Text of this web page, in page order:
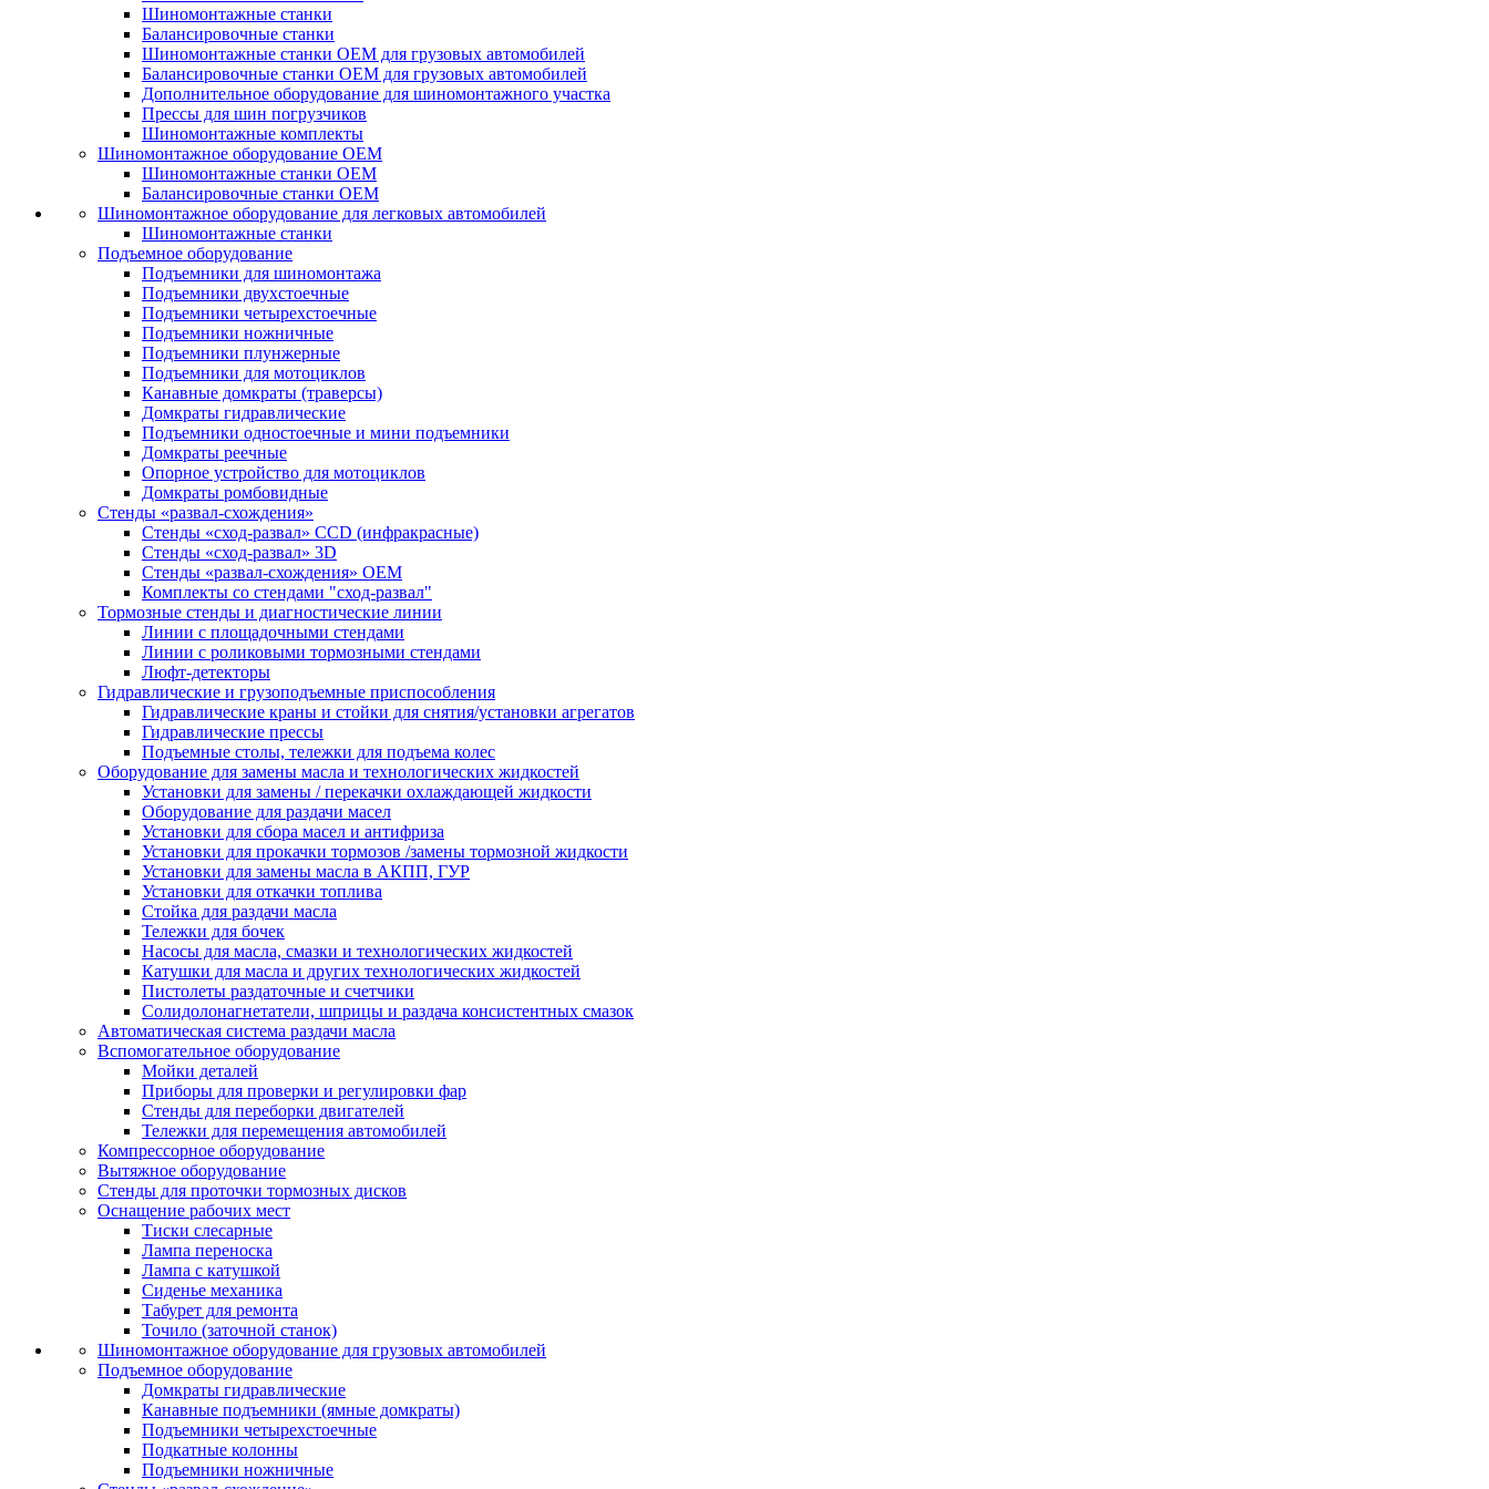
Шиномонтажные станки
Балансировочные станки
Шиномонтажные станки ОЕМ для грузовых автомобилей
Балансировочные станки ОЕМ для грузовых автомобилей
Дополнительное оборудование для шиномонтажного участка
Прессы для шин погрузчиков
Шиномонтажные комплекты
Шиномонтажное оборудование ОЕМ
Шиномонтажные станки ОЕМ
Балансировочные станки ОЕМ
Шиномонтажное оборудование для легковых автомобилей
Шиномонтажные станки
Подъемное оборудование
Подъемники для шиномонтажа
Подъемники двухстоечные
Подъемники четырехстоечные
Подъемники ножничные
Подъемники плунжерные
Подъемники для мотоциклов
Канавные домкраты (траверсы)
Домкраты гидравлические
Подъемники одностоечные и мини подъемники
Домкраты реечные
Опорное устройство для мотоциклов
Домкраты ромбовидные
Стенды «развал-схождения»
Стенды «сход-развал» CCD (инфракрасные)
Стенды «сход-развал» 3D
Стенды «развал-схождения» ОЕМ
Комплекты со стендами "сход-развал"
Тормозные стенды и диагностические линии
Линии с площадочными стендами
Линии с роликовыми тормозными стендами
Люфт-детекторы
Гидравлические и грузоподъемные приспособления
Гидравлические краны и стойки для снятия/установки агрегатов
Гидравлические прессы
Подъемные столы, тележки для подъема колес
Оборудование для замены масла и технологических жидкостей
Установки для замены / перекачки охлаждающей жидкости
Оборудование для раздачи масел
Установки для сбора масел и антифриза
Установки для прокачки тормозов /замены тормозной жидкости
Установки для замены масла в АКПП, ГУР
Установки для откачки топлива
Стойка для раздачи масла
Тележки для бочек
Насосы для масла, смазки и технологических жидкостей
Катушки для масла и других технологических жидкостей
Пистолеты раздаточные и счетчики
Солидолонагнетатели, шприцы и раздача консистентных смазок
Автоматическая система раздачи масла
Вспомогательное оборудование
Мойки деталей
Приборы для проверки и регулировки фар
Стенды для переборки двигателей
Тележки для перемещения автомобилей
Компрессорное оборудование
Вытяжное оборудование
Стенды для проточки тормозных дисков
Оснащение рабочих мест
Тиски слесарные
Лампа переноска
Лампа с катушкой
Сиденье механика
Табурет для ремонта
Точило (заточной станок)
Шиномонтажное оборудование для грузовых автомобилей
Подъемное оборудование
Домкраты гидравлические
Канавные подъемники (ямные домкраты)
Подъемники четырехстоечные
Подкатные колонны
Подъемники ножничные